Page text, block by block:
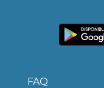
FAQ